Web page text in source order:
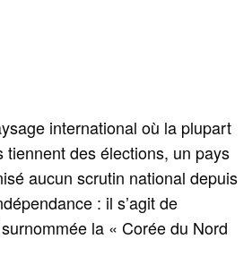
international où la plupart
tiennent des élections, un pays
aucun scrutin national depuis
: il s’agit de
la « Corée du Nord